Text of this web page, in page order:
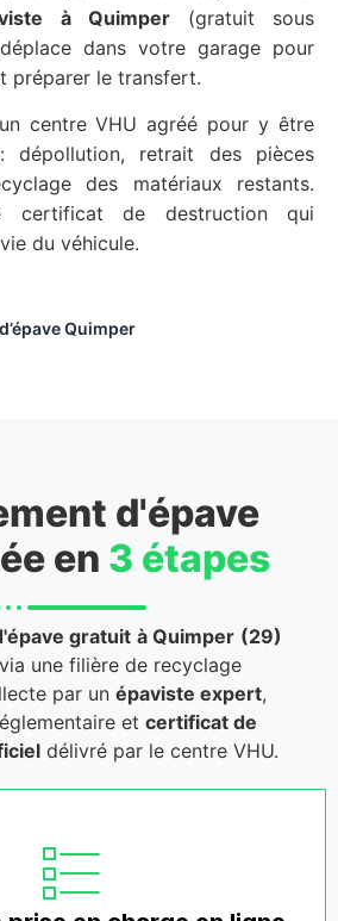
à Quimper (gratuit sous
dans votre garage pour
préparer le transfert.
centre VHU agréé pour y être
dépollution, retrait des pièces
des matériaux restants.
certificat de destruction qui
du véhicule.
Quimper
d'épave
en 3 étapes
gratuit à Quimper (29)
une filière de recyclage
par unépaviste expert,
etcertificat de
délivré par le centre VHU.